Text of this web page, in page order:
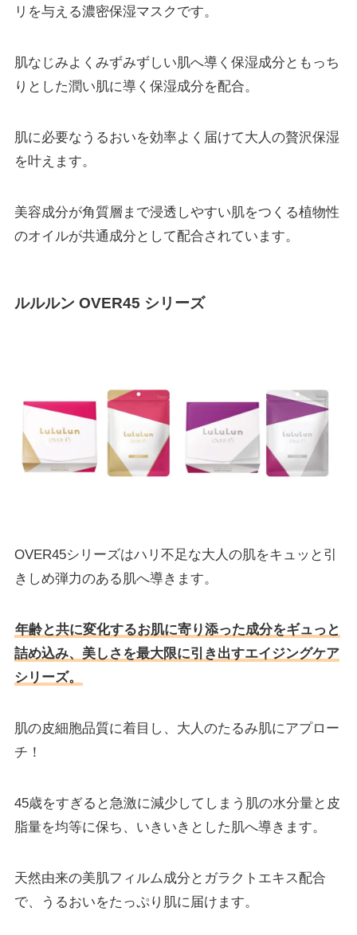
リを与える濃密保湿マスクです。
肌なじみよくみずみずしい肌へ導く保湿成分ともっち
りとした潤い肌に導く保湿成分を配合。
肌に必要なうるおいを効率よく届けて大人の贅沢保湿
を叶えます。
美容成分が角質層まで浸透しやすい肌をつくる植物性
のオイルが共通成分として配合されています。
ルルルン OVER45 シリーズ
OVER45シリーズはハリ不足な大人の肌をキュッと引
きしめ弾力のある肌へ導きます。
年齢と共に変化するお肌に寄り添った成分をギュっと
詰め込み、美しさを最大限に引き出すエイジングケア
シリーズ。
肌の皮細胞品質に着目し、大人のたるみ肌にアプロー
チ！
45歳をすぎると急激に減少してしまう肌の水分量と皮
脂量を均等に保ち、いきいきとした肌へ導きます。
天然由来の美肌フィルム成分とガラクトエキス配合
で、うるおいをたっぷり肌に届けます。